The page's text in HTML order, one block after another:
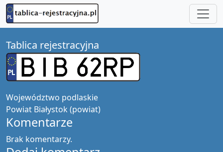
Tablica rejestracyjna
Województwo podlaskie
Powiat Białystok (powiat)
Komentarze
Brak komentarzy.